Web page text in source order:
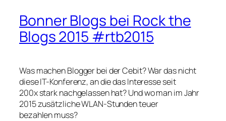
Bonner Blogs bei Rock the
Blogs 2015 #rtb2015
Was machen Blogger bei der Cebit? War das nicht
diese IT-Konferenz, an die das Interesse seit
200x stark nachgelassen hat? Und wo man im Jahr
2015 zusätzliche WLAN-Stunden teuer
bezahlen muss?